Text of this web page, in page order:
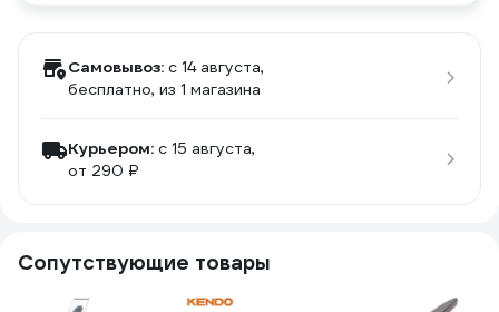
Самовывоз: c 14 августа,
бесплатно, из 1 магазина
Курьером: c 15 августа,
от 290 ₽
Сопутствующие товары